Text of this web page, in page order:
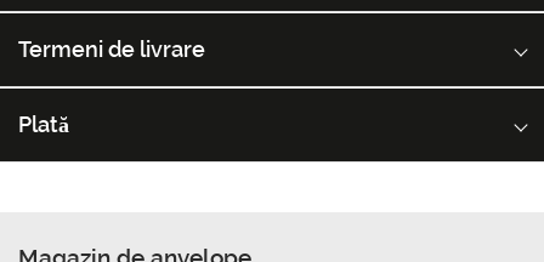
Termeni de livrare
Plată